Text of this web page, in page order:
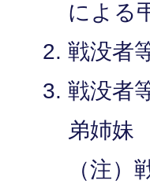
による
戦没者
戦没者
弟姉妹
（注